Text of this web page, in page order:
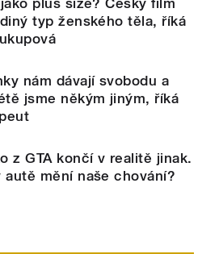
plus size? Český film
typ ženského těla, říká
nám dávají svobodu a
jsme někým jiným, říká
z GTA končí v realitě jinak.
autě mění naše chování?